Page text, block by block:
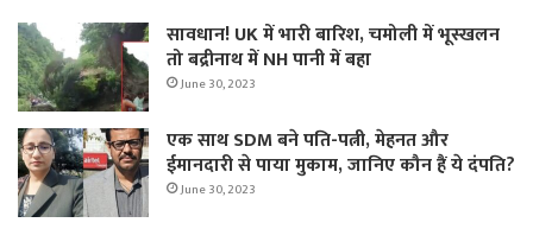
सावधान! UK में भारी बारिश, चमोली में भूस्‍खलन
तो बद्रीनाथ में NH पानी में बहा
June 30, 2023
एक साथ SDM बने पति-पत्नी, मेहनत और
ईमानदारी से पाया मुकाम, जानिए कौन हैं ये दंपति?
June 30, 2023